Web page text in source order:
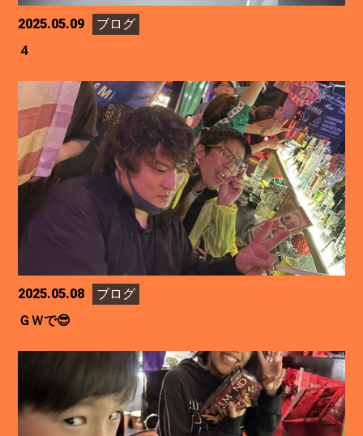
2025.05.09
ブログ
４
2025.05.08
ブログ
ＧＷで😎